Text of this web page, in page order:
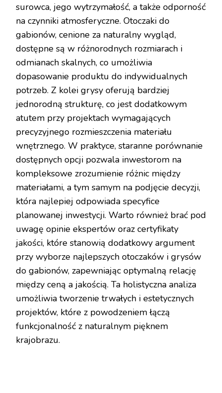
surowca, jego wytrzymałość, a także odporność
na czynniki atmosferyczne. Otoczaki do
gabionów, cenione za naturalny wygląd,
dostępne są w różnorodnych rozmiarach i
odmianach skalnych, co umożliwia
dopasowanie produktu do indywidualnych
potrzeb. Z kolei grysy oferują bardziej
jednorodną strukturę, co jest dodatkowym
atutem przy projektach wymagających
precyzyjnego rozmieszczenia materiału
wnętrznego. W praktyce, staranne porównanie
dostępnych opcji pozwala inwestorom na
kompleksowe zrozumienie różnic między
materiałami, a tym samym na podjęcie decyzji,
która najlepiej odpowiada specyfice
planowanej inwestycji. Warto również brać pod
uwagę opinie ekspertów oraz certyfikaty
jakości, które stanowią dodatkowy argument
przy wyborze najlepszych otoczaków i grysów
do gabionów, zapewniając optymalną relację
między ceną a jakością. Ta holistyczna analiza
umożliwia tworzenie trwałych i estetycznych
projektów, które z powodzeniem łączą
funkcjonalność z naturalnym pięknem
krajobrazu.